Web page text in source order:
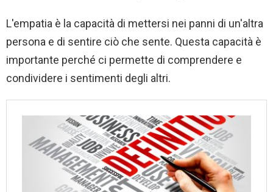
L'empatia è la capacità di mettersi nei panni di un'altra
persona e di sentire ciò che sente. Questa capacità è
importante perché ci permette di comprendere e
condividere i sentimenti degli altri.